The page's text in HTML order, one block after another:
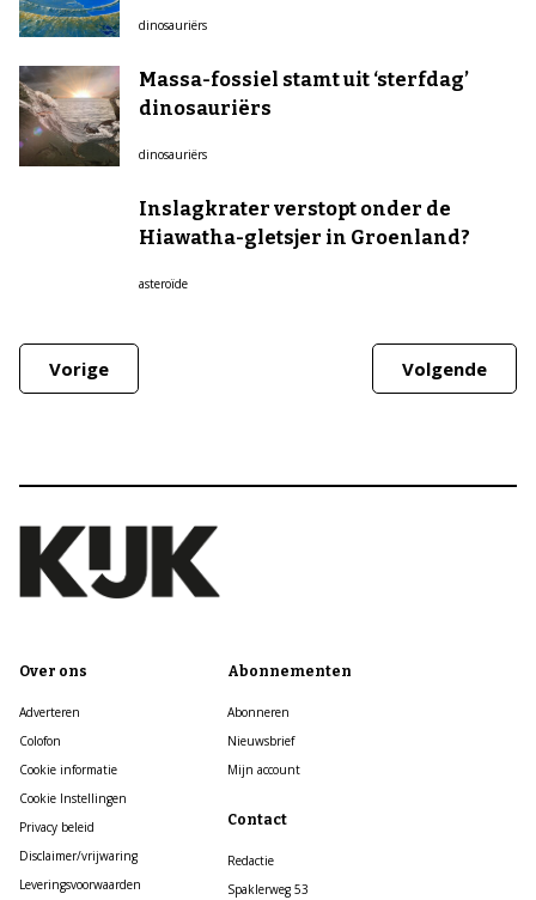
dinosauriërs
Massa-fossiel stamt uit ‘sterfdag’
dinosauriërs
dinosauriërs
Inslagkrater verstopt onder de
Hiawatha-gletsjer in Groenland?
asteroïde
Vorige Volgende
Over ons
Adverteren
Colofon
Cookie informatie
Cookie Instellingen
Privacy beleid
Disclaimer/vrijwaring
Leveringsvoorwaarden
Abonnementen
Abonneren
Nieuwsbrief
Mijn account
Contact
Redactie
Spaklerweg 53